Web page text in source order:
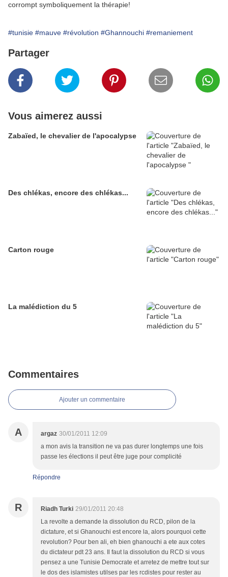
corrompt symboliquement la thérapie!
#tunisie #mauve #révolution #Ghannouchi #remaniement
Partager
Vous aimerez aussi
Zabaïed, le chevalier de l'apocalypse
Des chlékas, encore des chlékas...
Carton rouge
La malédiction du 5
Commentaires
Ajouter un commentaire
A argaz 30/01/2011 12:09
a mon avis la transition ne va pas durer longtemps une fois
passe les élections il peut être juge pour complicité
Répondre
R Riadh Turki 29/01/2011 20:48
La revolte a demande la dissolution du RCD, pilon de la
dictature, et si Ghanouchi est encore la, alors pourquoi cette
revolution? Pour ben ali, eh bien ghanouchi a ete aux cotes
du dictateur pdt 23 ans. Il faut la dissolution du RCD si vous
pensez a une Tunisie Democrate et arretez de mettre tout sur
le dos des islamistes utilses par les rcdistes pour rester au